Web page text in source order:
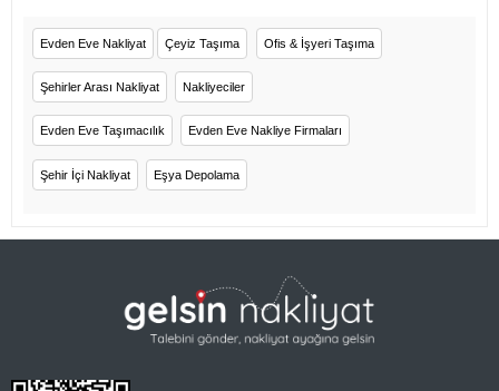
Evden Eve Nakliyat Çeyiz Taşıma Ofis & İşyeri Taşıma
Şehirler Arası Nakliyat Nakliyeciler
Evden Eve Taşımacılık Evden Eve Nakliye Firmaları
Şehir İçi Nakliyat Eşya Depolama